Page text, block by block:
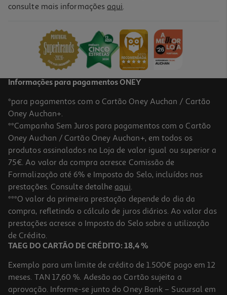
Restaurador Dabri Reparador Médio 150ml
5.0
Creme Nutritivo Pronto Cera De Abelha 200ml
17.95 €/Lt
3,59 €
consulte mais informações aqui.
Informações para pagamentos ONEY
*para pagamentos com o Cartão Oney Auchan / Cartão
Oney Auchan+.
**Campanha Sem Juros para pagamentos com o Cartão
Oney Auchan / Cartão Oney Auchan+, em todos os
produtos assinalados na Loja de valor igual ou superior a
75€. Ao valor da compra acresce Comissão de
Formalização até 6% e Imposto do Selo, incluídos nas
prestações. Consulte detalhe aqui.
***O valor da primeira prestação depende do dia da
compra, refletindo o cálculo de juros diários. Ao valor das
prestações acresce o Imposto do Selo sobre a utilização
de Crédito.
TAEG DO CARTÃO DE CRÉDITO: 18,4 %
Exemplo para um limite de crédito de 1.500€ pago em 12
meses. TAN 17,60 %. Adesão ao Cartão sujeita a
aprovação. Informe-se junto do Oney Bank – Sucursal em